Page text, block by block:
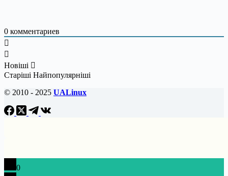
0 комментариев
Новіші
Старіші Найпопулярніші
© 2010 - 2025 UALinux
0